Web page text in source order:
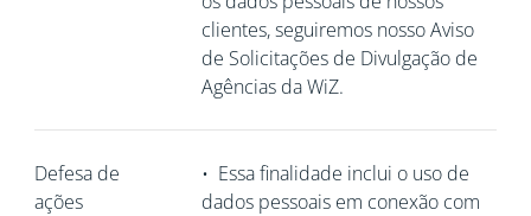
clientes, seguiremos nosso Aviso
de Solicitações de Divulgação de
Agências da WiZ.
Defesa de
ações
• Essa finalidade inclui o uso de
dados pessoais em conexão com